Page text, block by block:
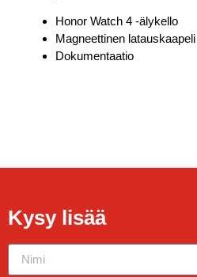
Honor Watch 4 -älykello
Magneettinen latauskaapeli
Dokumentaatio
Kysy lisää